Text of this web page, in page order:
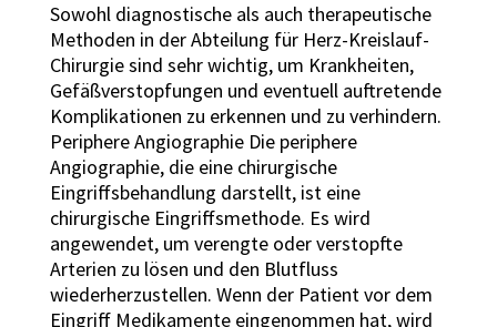
Sowohl diagnostische als auch therapeutische
Methoden in der Abteilung für Herz-Kreislauf-
Chirurgie sind sehr wichtig, um Krankheiten,
Gefäßverstopfungen und eventuell auftretende
Komplikationen zu erkennen und zu verhindern.
Periphere Angiographie Die periphere
Angiographie, die eine chirurgische
Eingriffsbehandlung darstellt, ist eine
chirurgische Eingriffsmethode. Es wird
angewendet, um verengte oder verstopfte
Arterien zu lösen und den Blutfluss
wiederherzustellen. Wenn der Patient vor dem
Eingriff Medikamente eingenommen hat, wird